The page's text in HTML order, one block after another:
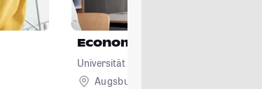
Economics
Universität Augsburg
Augsburg